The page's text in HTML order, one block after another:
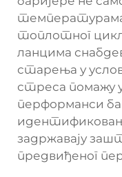
топлотног
ланцима
старења у
стреса помажу
перформанси
задржавају
предвиђеног